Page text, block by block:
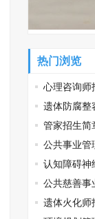
热门浏览
心理咨询师
遗体防腐整
管家招生简
公共事业管
认知障碍神
公共慈善事
遗体火化师